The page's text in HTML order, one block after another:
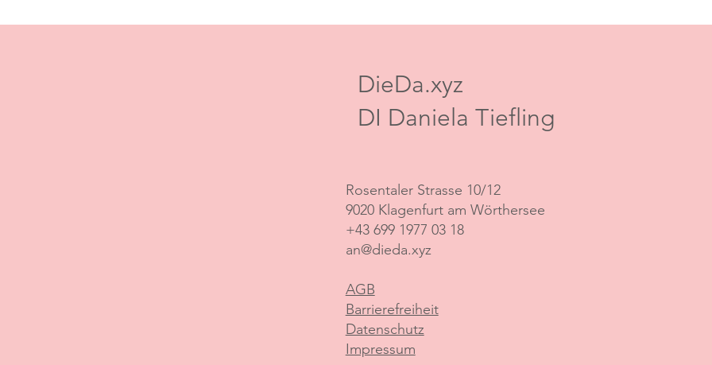
DieDa.xyz
DI Daniela Tiefling
Rosentaler Strasse 10/12
9020 Klagenfurt am Wörthersee
+43 699 1977 03 18
an@dieda.xyz
AGB
Barrierefreiheit
Datenschutz
Impressum